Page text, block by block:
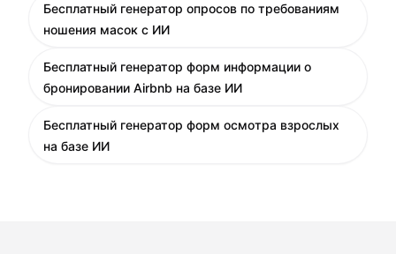
Бесплатный генератор опросов по требованиям
ношения масок с ИИ
Бесплатный генератор форм информации о
бронировании Airbnb на базе ИИ
Бесплатный генератор форм осмотра взрослых
на базе ИИ